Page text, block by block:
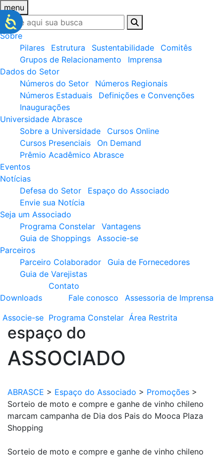
menu
Sobre
Pilares
Estrutura Sustentabilidade
Comitês
Grupos de Relacionamento
Imprensa
Dados do Setor
Números do Setor
Números Regionais
Números Estaduais
Definições e Convenções
Inaugurações
Universidade Abrasce
Sobre a Universidade
Cursos Online
Cursos Presenciais
On Demand
Prêmio Acadêmico Abrasce
Eventos
Notícias
Defesa do Setor
Espaço do Associado
Envie sua Notícia
Seja um Associado
Programa Constelar
Vantagens
Guia de Shoppings
Associe-se
Parceiros
Parceiro Colaborador
Guia de Fornecedores
Guia de Varejistas
Downloads
Contato
Fale conosco
Assessoria de Imprensa
Associe-se Programa Constelar Área Restrita
espaço do
ASSOCIADO
ABRASCE > Espaço do Associado > Promoções >
Sorteio de moto e compre e ganhe de vinho chileno
marcam campanha de Dia dos Pais do Mooca Plaza
Shopping
Sorteio de moto e compre e ganhe de vinho chileno